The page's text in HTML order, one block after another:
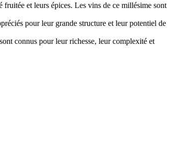
et leurs épices. Les vins de ce millésime sont
pour leur grande structure et leur potentiel de
connus pour leur richesse, leur complexité et